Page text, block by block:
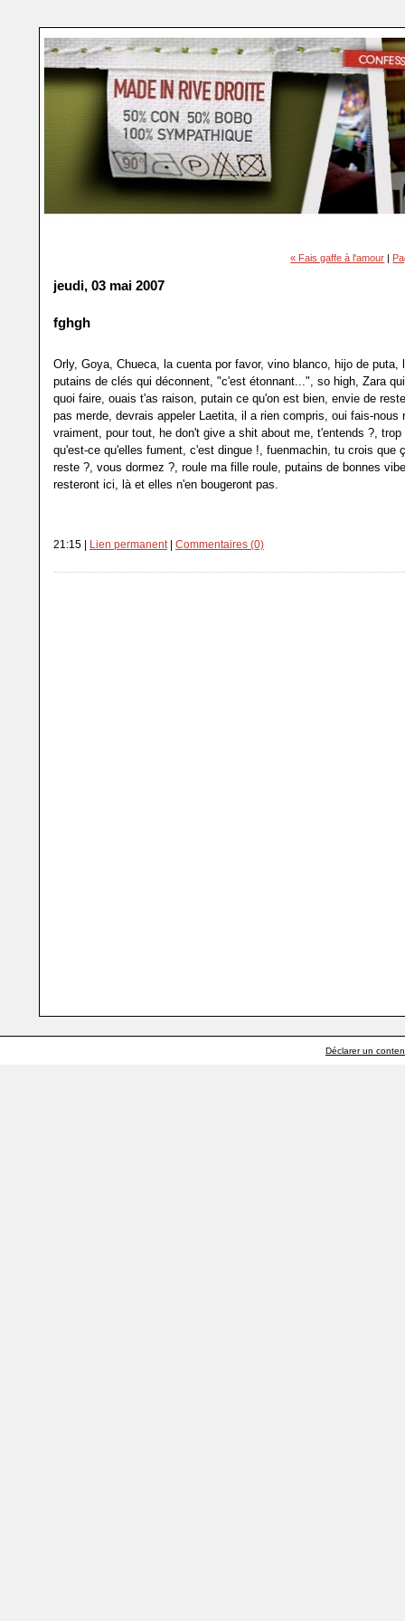
« Fais gaffe à l'amour |
jeudi, 03 mai 2007
fghgh
Orly, Goya, Chueca, la cuenta por favor, vino blanco, hijo de puta,
putains de clés qui déconnent, "c'est étonnant...", so high, Zara
quoi faire, ouais t'as raison, putain ce qu'on est bien, envie de
pas merde, devrais appeler Laetita, il a rien compris, oui fais-nous
vraiment, pour tout, he don't give a shit about me, t'entends ?, trop
qu'est-ce qu'elles fument, c'est dingue !, fuenmachin, tu crois que
reste ?, vous dormez ?, roule ma fille roule, putains de bonnes
resteront ici, là et elles n'en bougeront pas.
21:15 | Lien permanent | Commentaires (0)
Déclarer un